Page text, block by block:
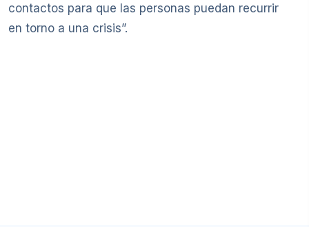
contactos para que las personas puedan recurrir
en torno a una crisis”.